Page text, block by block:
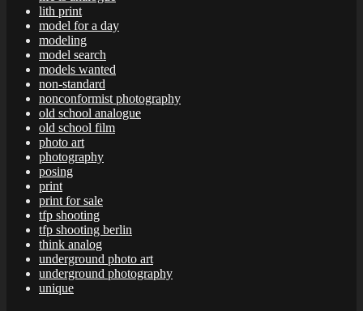
lith print
model for a day
modeling
model search
models wanted
non-standard
nonconformist photography
old school analogue
old school film
photo art
photography
posing
print
print for sale
tfp shooting
tfp shooting berlin
think analog
underground photo art
underground photography
unique